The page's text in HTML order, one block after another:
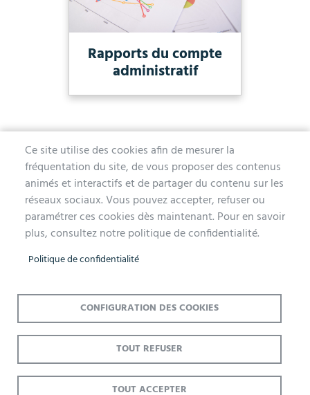
Rapports du compte
administratif
Ce site utilise des cookies afin de mesurer la
fréquentation du site, de vous proposer des contenus
animés et interactifs et de partager du contenu sur les
réseaux sociaux. Vous pouvez accepter, refuser ou
paramétrer ces cookies dès maintenant. Pour en savoir
plus, consultez notre politique de confidentialité.
Politique de confidentialité
CONFIGURATION DES COOKIES
TOUT REFUSER
TOUT ACCEPTER
MAIRIE D'AUBERGENVILLE
1 avenue de la Division Leclerc
78410 Aubergenville
Tél. 01 30 90 45 00
Lundi, mercredi, jeudi et vendredi de 9h à 12h et de 14h à 17h
Le samedi de 9h à 12h (Accueil et État-Civil)
Menu
Pied
Accueil Mentions légales
Données personnelles
Plan du site
Accessibilité : Non conforme
Cookies